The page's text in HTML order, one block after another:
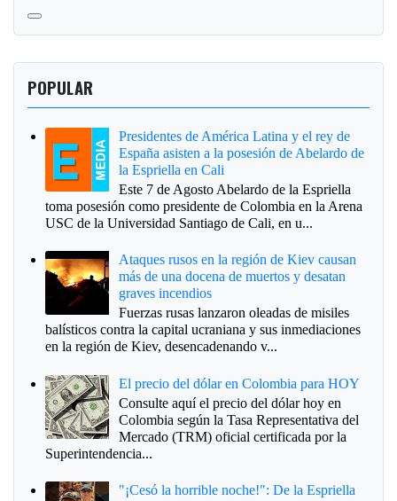
POPULAR
Presidentes de América Latina y el rey de
España asisten a la posesión de Abelardo de
la Espriella en Cali
Este 7 de Agosto Abelardo de la Espriella
toma posesión como presidente de Colombia en la Arena
USC de la Universidad Santiago de Cali, en u...
Ataques rusos en la región de Kiev causan
más de una docena de muertos y desatan
graves incendios
Fuerzas rusas lanzaron oleadas de misiles
balísticos contra la capital ucraniana y sus inmediaciones
en la región de Kiev, desencadenando v...
El precio del dólar en Colombia para HOY
Consulte aquí el precio del dólar hoy en
Colombia según la Tasa Representativa del
Mercado (TRM) oficial certificada por la
Superintendencia...
"¡Cesó la horrible noche!": De la Espriella